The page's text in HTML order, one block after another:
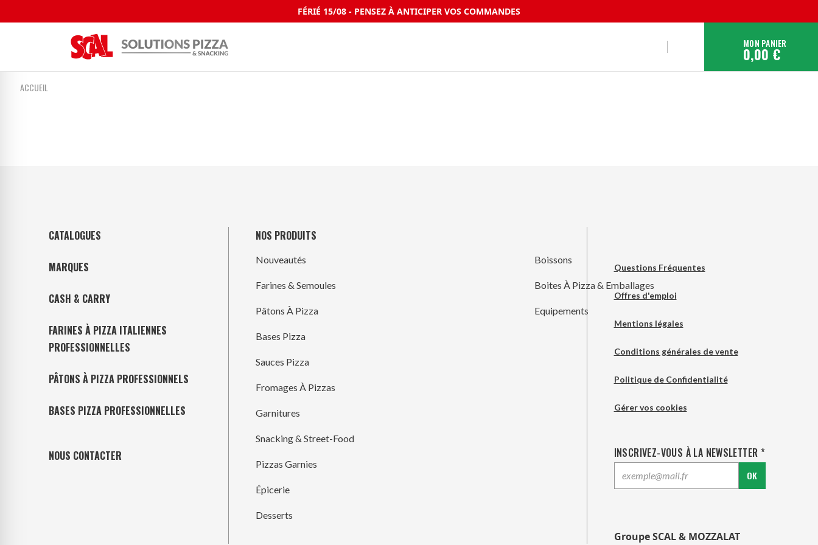
FÉRIÉ 15/08 - PENSEZ À ANTICIPER VOS COMMANDES
MON PANIER
0,00 €
ACCUEIL
CATALOGUES
MARQUES
CASH & CARRY
FARINES À PIZZA ITALIENNES
PROFESSIONNELLES
PÂTONS À PIZZA PROFESSIONNELS
BASES PIZZA PROFESSIONNELLES
NOUS CONTACTER
NOS PRODUITS
Nouveautés
Farines & Semoules
Pâtons À Pizza
Bases Pizza
Sauces Pizza
Fromages À Pizzas
Garnitures
Snacking & Street-Food
Pizzas Garnies
Épicerie
Desserts
Boissons
Boites À Pizza & Emballages
Equipements
Questions Fréquentes
Offres d'emploi
Mentions légales
Conditions générales de vente
Politique de Confidentialité
Gérer vos cookies
INSCRIVEZ-VOUS À LA NEWSLETTER *
OK
Groupe SCAL & MOZZALAT